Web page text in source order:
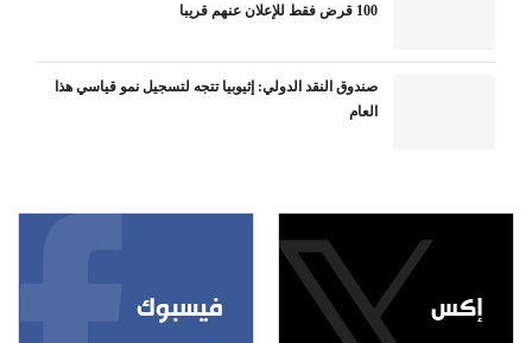
100 قرض فقط للإعلان عنهم قريبا
صندوق النقد الدولي: إثيوبيا تتجه لتسجيل نمو قياسي هذا
العام
فيسبوك إكس